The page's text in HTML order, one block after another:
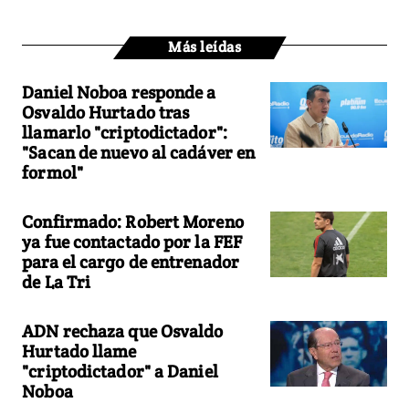
Más leídas
Daniel Noboa responde a
Osvaldo Hurtado tras
llamarlo "criptodictador":
"Sacan de nuevo al cadáver en
formol"
Confirmado: Robert Moreno
ya fue contactado por la FEF
para el cargo de entrenador
de La Tri
ADN rechaza que Osvaldo
Hurtado llame
"criptodictador" a Daniel
Noboa